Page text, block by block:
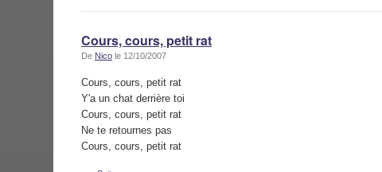
Cours, cours, petit rat
De Nico le 12/10/2007
Cours, cours, petit rat
Y'a un chat derrière toi
Cours, cours, petit rat
Ne te retournes pas
Cours, cours, petit rat